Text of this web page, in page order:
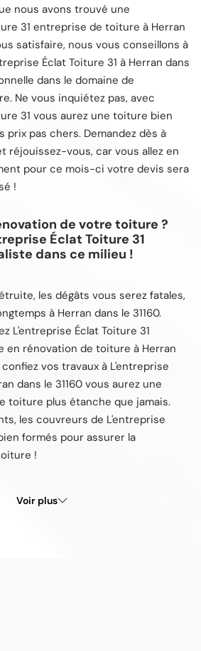
nous avons trouvé une
31 entreprise de toiture à Herran
satisfaire, nous vous conseillons à
Éclat Toiture 31 à Herran dans
dans le domaine de
Ne vous inquiétez pas, avec
31 vous aurez une toiture bien
prix pas chers. Demandez dès à
réjouissez-vous, car vous allez en
pour ce mois-ci votre devis sera
!
de votre toiture ?
Éclat Toiture 31
dans ce milieu !
les dégâts vous serez fatales,
à Herran dans le 31160.
L'entreprise Éclat Toiture 31
en rénovation de toiture à Herran
confiez vos travaux à L'entreprise
dans le 31160 vous aurez une
toiture plus étanche que jamais.
les couvreurs de L'entreprise
formés pour assurer la
!
Voir plus